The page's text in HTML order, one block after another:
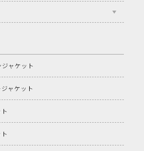
ャケット
ャケット